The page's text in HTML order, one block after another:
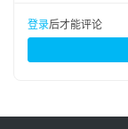
登录后才能评论